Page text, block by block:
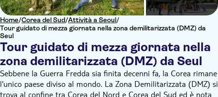
Home/Corea del Sud/Attività a Seoul/
Tour guidato di mezza giornata nella zona demilitarizzata (DMZ) da
Seul
Tour guidato di mezza giornata nella
zona demilitarizzata (DMZ) da Seul
Sebbene la Guerra Fredda sia finita decenni fa, la Corea rimane
l'unico paese diviso al mondo. La Zona Demilitarizzata (DMZ) si
trova al confine tra Corea del Nord e Corea del Sud ed è nota